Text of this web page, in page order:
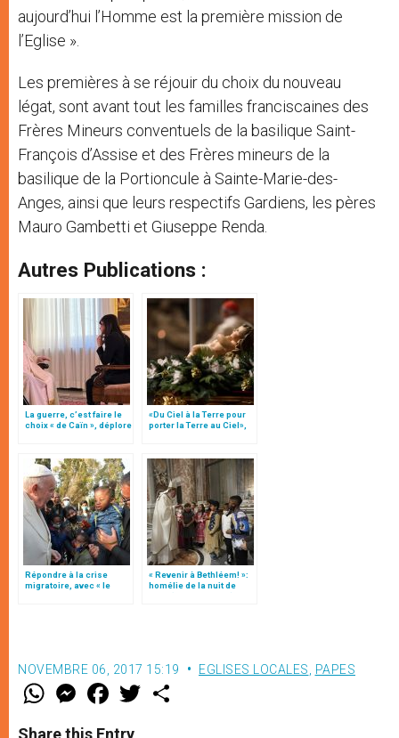
aujourd’hui l’Homme est la première mission de
l’Eglise ».
Les premières à se réjouir du choix du nouveau
légat, sont avant tout les familles franciscaines des
Frères Mineurs conventuels de la basilique Saint-
François d’Assise et des Frères mineurs de la
basilique de la Portioncule à Sainte-Marie-des-
Anges, ainsi que leurs respectifs Gardiens, les pères
Mauro Gambetti et Giuseppe Renda.
Autres Publications :
La guerre, c’est faire le
choix « de Caïn », déplore
«Du Ciel à la Terre pour
porter la Terre au Ciel»,
Répondre à la crise
migratoire, avec « le
« Revenir à Bethléem! »:
homélie de la nuit de
NOVEMBRE 06, 2017 15:19 EGLISES LOCALES, PAPES
W
t
M
e
s
F
a
e
w